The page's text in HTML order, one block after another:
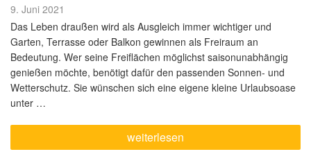
Veröffentlicht
am
9. Juni 2021
Das Leben draußen wird als Ausgleich immer wichtiger und
Garten, Terrasse oder Balkon gewinnen als Freiraum an
Bedeutung. Wer seine Freiflächen möglichst saisonunabhängig
genießen möchte, benötigt dafür den passenden Sonnen- und
Wetterschutz. Sie wünschen sich eine eigene kleine Urlaubsoase
unter …
„Urlaub
Daheim
weiterlesen